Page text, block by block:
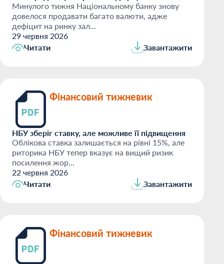
Минулого тижня Національному банку знову
довелося продавати багато валюти, адже
дефіцит на ринку зал...
29 червня 2026
Читати
Завантажити
Фінансовий тижневик
НБУ зберіг ставку, але можливе її підвищення
Облікова ставка залишається на рівні 15%, але
риторика НБУ тепер вказує на вищий ризик
посилення жор...
22 червня 2026
Читати
Завантажити
Фінансовий тижневик